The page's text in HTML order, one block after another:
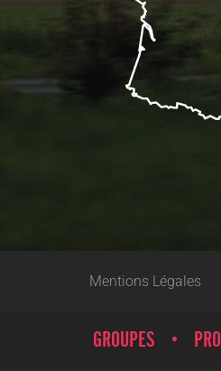
Mentions Légales
GROUPES PRO